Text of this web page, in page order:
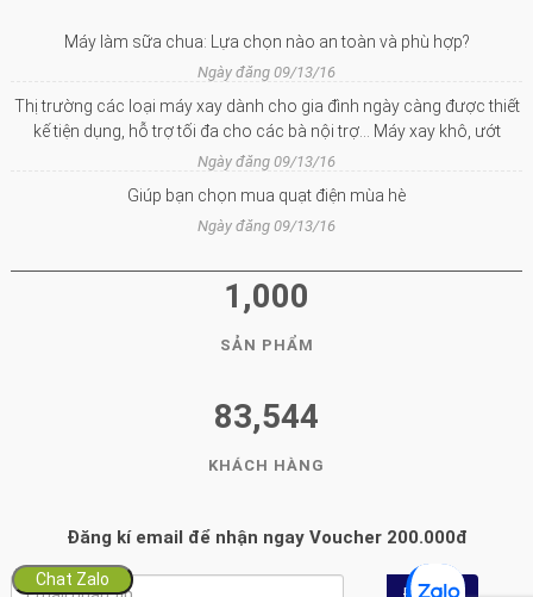
Máy làm sữa chua: Lựa chọn nào an toàn và phù hợp?
Ngày đăng 09/13/16
Thị trường các loại máy xay dành cho gia đình ngày càng được thiết
kế tiện dụng, hỗ trợ tối đa cho các bà nội trợ… Máy xay khô, ướt
Ngày đăng 09/13/16
Giúp bạn chọn mua quạt điện mùa hè
Ngày đăng 09/13/16
1,000
SẢN PHẨM
83,544
KHÁCH HÀNG
Đăng kí email để nhận ngay Voucher 200.000đ
Chat Zalo